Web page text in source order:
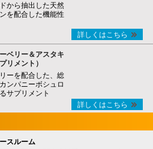
から抽出した天然
を配合した機能性
詳しくはこちら
ベリー＆アスタキ
リメント）
ーを配合した、総
ンパニーボシュロ
サプリメント
詳しくはこちら
スルーム